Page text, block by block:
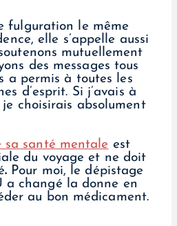
fulguration le même
elle s’appelle aussi
mutuellement
des messages tous
a permis à toutes les
d’esprit. Si j’avais à
choisirais absolument
sa santé mentale est
du voyage et ne doit
. Pour moi, le dépistage
a changé la donne en
au bon médicament.